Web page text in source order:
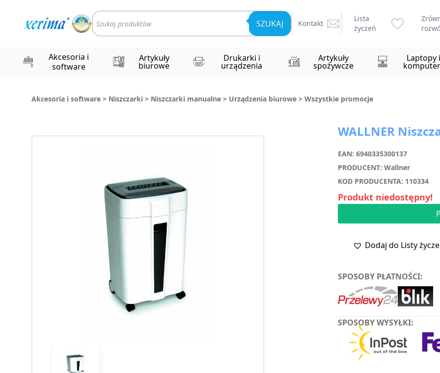
Wyszukiwarka
produktów SZUKAJ Kontakt
Lista
życzeń
Akcesoria i
software
Artykuły
biurowe
Drukarki i
urządzenia
Artykuły
spożywcze
Laptopy
Akcesoria i software > Niszczarki > Niszczarki manualne > Urządzenia biurowe > Wszystkie promocje
WALLNER
EAN: 6940335300137
PRODUCENT: Wallner
KOD PRODUCENTA: 110334
Produkt niedostępny!
Dodaj do Listy
SPOSOBY PŁATNOŚCI:
SPOSOBY WYSYŁKI: